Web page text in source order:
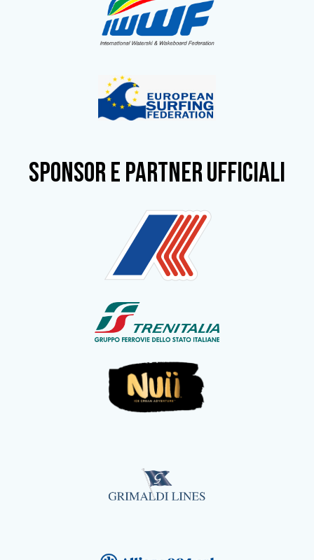
SPONSOR e partner ufficiali